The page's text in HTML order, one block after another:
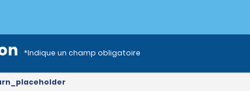
*Indique un champ obligatoire